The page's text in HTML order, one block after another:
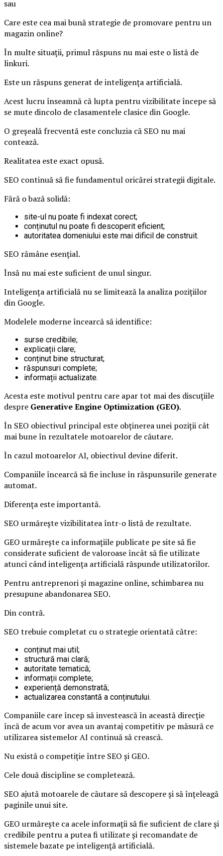
sau
Care este cea mai bună strategie de promovare pentru un
magazin online?
În multe situații, primul răspuns nu mai este o listă de
linkuri.
Este un răspuns generat de inteligența artificială.
Acest lucru înseamnă că lupta pentru vizibilitate începe să
se mute dincolo de clasamentele clasice din Google.
O greșeală frecventă este concluzia că SEO nu mai
contează.
Realitatea este exact opusă.
SEO continuă să fie fundamentul oricărei strategii digitale.
Fără o bază solidă:
site-ul nu poate fi indexat corect;
conținutul nu poate fi descoperit eficient;
autoritatea domeniului este mai dificil de construit.
SEO rămâne esențial.
Însă nu mai este suficient de unul singur.
Inteligența artificială nu se limitează la analiza pozițiilor
din Google.
Modelele moderne încearcă să identifice:
surse credibile;
explicații clare;
conținut bine structurat;
răspunsuri complete;
informații actualizate.
Acesta este motivul pentru care apar tot mai des discuțiile
despre Generative Engine Optimization (GEO).
În SEO obiectivul principal este obținerea unei poziții cât
mai bune în rezultatele motoarelor de căutare.
În cazul motoarelor AI, obiectivul devine diferit.
Companiile încearcă să fie incluse în răspunsurile generate
automat.
Diferența este importantă.
SEO urmărește vizibilitatea într-o listă de rezultate.
GEO urmărește ca informațiile publicate pe site să fie
considerate suficient de valoroase încât să fie utilizate
atunci când inteligența artificială răspunde utilizatorilor.
Pentru antreprenori și magazine online, schimbarea nu
presupune abandonarea SEO.
Din contră.
SEO trebuie completat cu o strategie orientată către:
conținut mai util;
structură mai clară;
autoritate tematică;
informații complete;
experiență demonstrată;
actualizarea constantă a conținutului.
Companiile care încep să investească în această direcție
încă de acum vor avea un avantaj competitiv pe măsură ce
utilizarea sistemelor AI continuă să crească.
Nu există o competiție între SEO și GEO.
Cele două discipline se completează.
SEO ajută motoarele de căutare să descopere și să înțeleagă
paginile unui site.
GEO urmărește ca acele informații să fie suficient de clare și
credibile pentru a putea fi utilizate și recomandate de
sistemele bazate pe inteligență artificială.